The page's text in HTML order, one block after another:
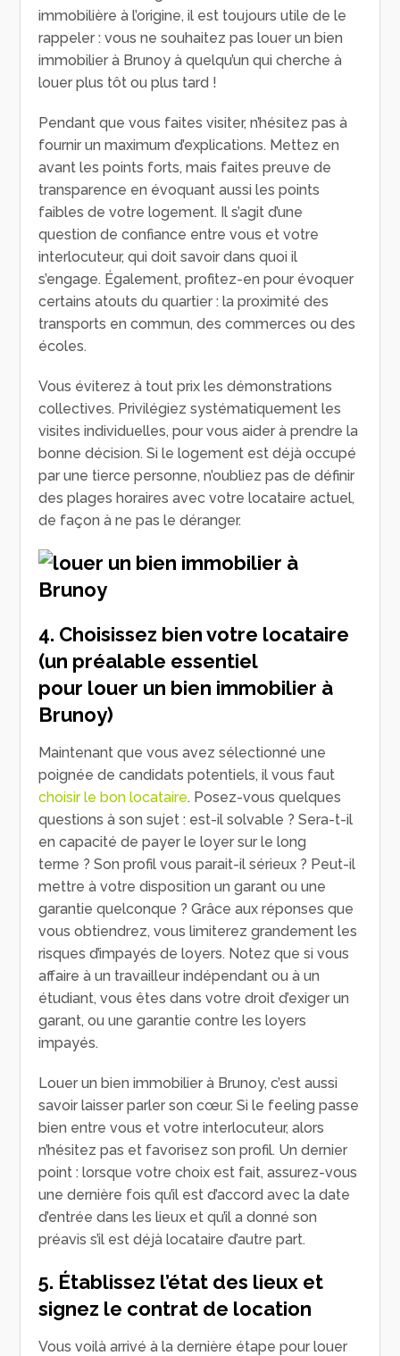
immobilière à l’origine, il est toujours utile de le
rappeler : vous ne souhaitez pas louer un bien
immobilier à Brunoy à quelqu’un qui cherche à
louer plus tôt ou plus tard !
Pendant que vous faites visiter, n’hésitez pas à
fournir un maximum d’explications. Mettez en
avant les points forts, mais faites preuve de
transparence en évoquant aussi les points
faibles de votre logement. Il s’agit d’une
question de confiance entre vous et votre
interlocuteur, qui doit savoir dans quoi il
s’engage. Également, profitez-en pour évoquer
certains atouts du quartier : la proximité des
transports en commun, des commerces ou des
écoles.
Vous éviterez à tout prix les démonstrations
collectives. Privilégiez systématiquement les
visites individuelles, pour vous aider à prendre la
bonne décision. Si le logement est déjà occupé
par une tierce personne, n’oubliez pas de définir
des plages horaires avec votre locataire actuel,
de façon à ne pas le déranger.
4. Choisissez bien votre locataire
(un préalable essentiel
pour louer un bien immobilier à
Brunoy)
Maintenant que vous avez sélectionné une
poignée de candidats potentiels, il vous faut
choisir le bon locataire. Posez-vous quelques
questions à son sujet : est-il solvable ? Sera-t-il
en capacité de payer le loyer sur le long
terme ? Son profil vous parait-il sérieux ? Peut-il
mettre à votre disposition un garant ou une
garantie quelconque ? Grâce aux réponses que
vous obtiendrez, vous limiterez grandement les
risques d’impayés de loyers. Notez que si vous
affaire à un travailleur indépendant ou à un
étudiant, vous êtes dans votre droit d’exiger un
garant, ou une garantie contre les loyers
impayés.
Louer un bien immobilier à Brunoy, c’est aussi
savoir laisser parler son cœur. Si le feeling passe
bien entre vous et votre interlocuteur, alors
n’hésitez pas et favorisez son profil. Un dernier
point : lorsque votre choix est fait, assurez-vous
une dernière fois qu’il est d’accord avec la date
d’entrée dans les lieux et qu’il a donné son
préavis s’il est déjà locataire d’autre part.
5. Établissez l’état des lieux et
signez le contrat de location
Vous voilà arrivé à la dernière étape pour louer